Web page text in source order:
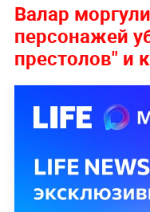
Валар
персонажей
престолов" и